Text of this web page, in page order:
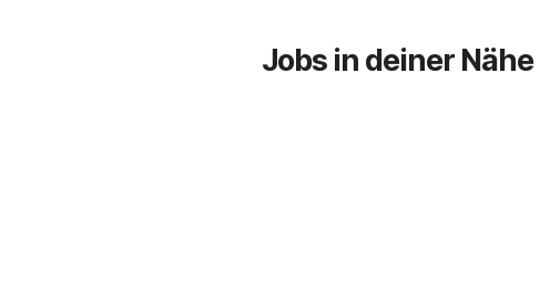
Jobs in deiner Nähe